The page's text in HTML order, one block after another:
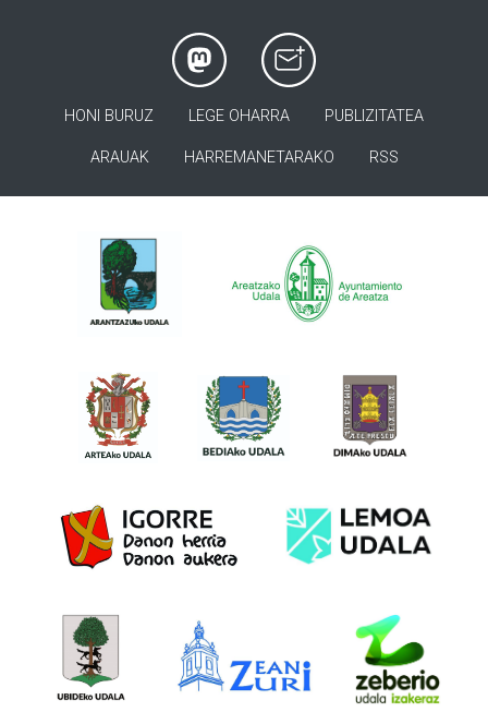
HONI BURUZ LEGE OHARRA PUBLIZITATEA
ARAUAK HARREMANETARAKO RSS